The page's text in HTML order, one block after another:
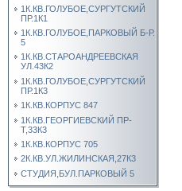
1К.КВ.ГОЛУБОЕ,СУРГУТСКИЙ
ПР.1К1
1К.КВ.ГОЛУБОЕ,ПАРКОВЫЙ Б-Р.
5
1К.КВ.СТАРОАНДРЕЕВСКАЯ
УЛ.43К2
1К.КВ.ГОЛУБОЕ,СУРГУТСКИЙ
ПР.1К3
1К.КВ.КОРПУС 847
1К.КВ.ГЕОРГИЕВСКИЙ ПР-
Т,33К3
1К.КВ.КОРПУС 705
2К.КВ.УЛ.ЖИЛИНСКАЯ,27К3
СТУДИЯ,БУЛ.ПАРКОВЫЙ 5